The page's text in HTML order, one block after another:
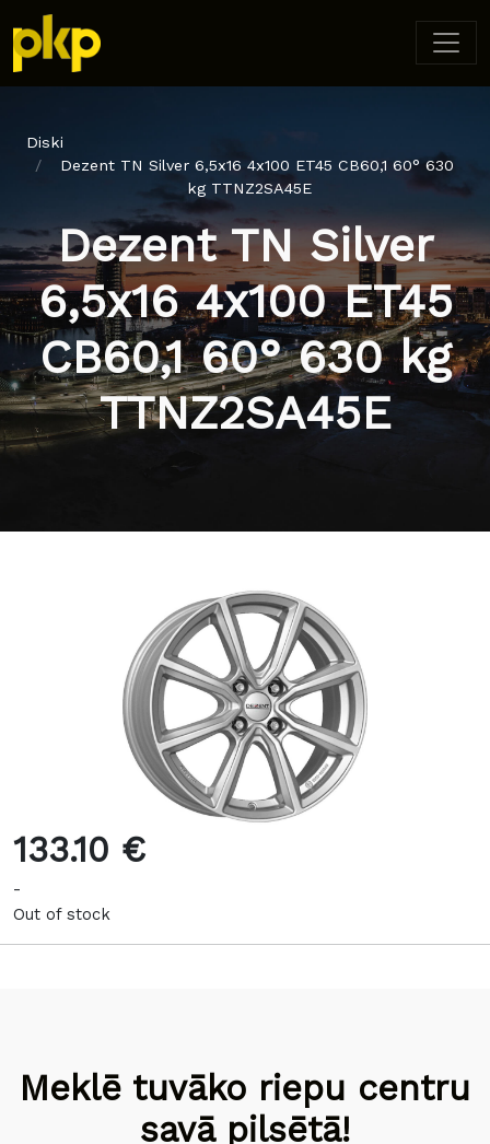
Diski
Dezent TN Silver 6,5x16 4x100 ET45 CB60,1 60° 630
kg TTNZ2SA45E
Dezent TN Silver
6,5x16 4x100 ET45
CB60,1 60° 630 kg
TTNZ2SA45E
133.10 €
-
Out of stock
Meklē tuvāko riepu centru
savā pilsētā!